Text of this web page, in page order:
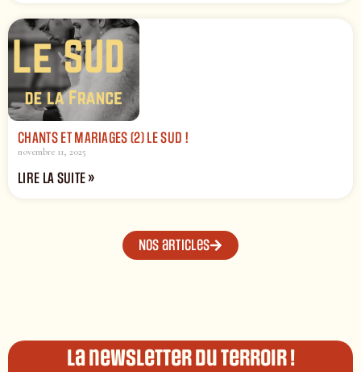
CHANTS ET MARIAGES (2) LE SUD !
novembre 11, 2025
LIRE LA SUITE »
Nos articles
La newsletter du terroir !